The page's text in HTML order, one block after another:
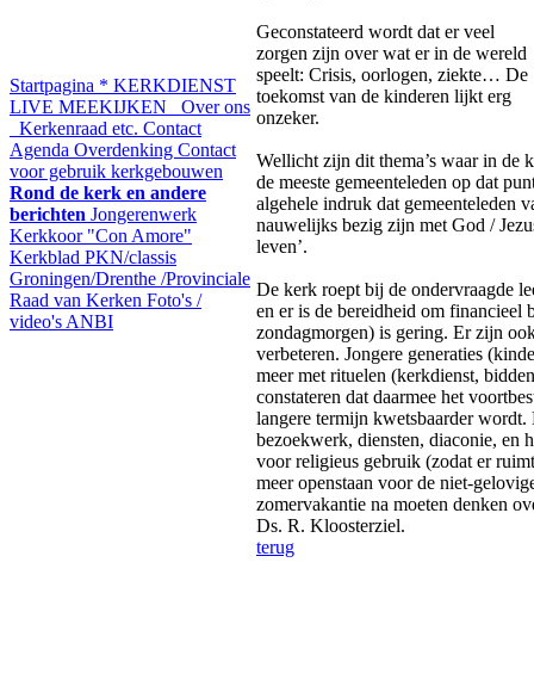
Startpagina * KERKDIENST
LIVE MEEKIJKEN
Over ons
Kerkenraad etc. Contact
Agenda Overdenking Contact
voor gebruik kerkgebouwen
Rond de kerk en andere
berichten Jongerenwerk
Kerkkoor "Con Amore"
Kerkblad PKN/classis
Groningen/Drenthe /Provinciale
Raad van Kerken Foto's /
video's ANBI
Geconstateerd wordt dat er veel
zorgen zijn over wat er in de wereld
speelt: Crisis, oorlogen, ziekte… De
toekomst van de kinderen lijkt erg
onzeker.
Wellicht zijn dit thema’s waar in de
de meeste gemeenteleden op dat
algehele indruk dat gemeenteleden
nauwelijks bezig zijn met God /
leven’.
De kerk roept bij de ondervraagde
en er is de bereidheid om financieel
zondagmorgen) is gering. Er zijn
verbeteren. Jongere generaties
meer met rituelen (kerkdienst,
constateren dat daarmee het
langere termijn kwetsbaarder
bezoekwerk, diensten, diaconie, en
voor religieus gebruik (zodat er
meer openstaan voor de niet-
zomervakantie na moeten denken
Ds. R. Kloosterziel.
terug